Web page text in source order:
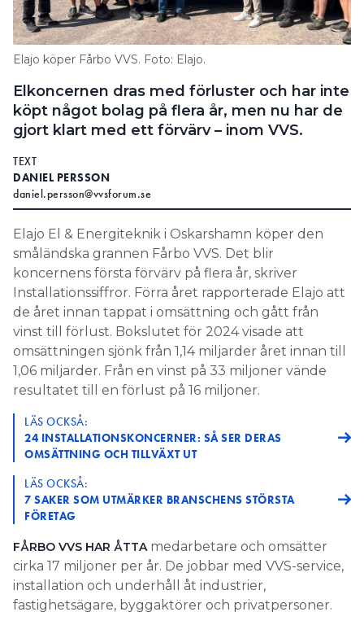
Information om GDPR
Search for:
SEARCH
Elajo köper Fårbo VVS. Foto: Elajo.
Elkoncernen dras med förluster och har inte
köpt något bolag på flera år, men nu har de
gjort klart med ett förvärv – inom VVS.
TEXT
DANIEL PERSSON
daniel.persson@vvsforum.se
Elajo El & Energiteknik i Oskarshamn köper den
småländska grannen Fårbo VVS. Det blir
koncernens första förvärv på flera år, skriver
Installationssiffror. Förra året rapporterade Elajo att
de året innan tappat i omsättning och gått från
vinst till förlust. Bokslutet för 2024 visade att
omsättningen sjönk från 1,14 miljarder året innan till
1,06 miljarder. Från en vinst på 33 miljoner vände
resultatet till en förlust på 16 miljoner.
LÄS OCKSÅ:
24 INSTALLATIONSKONCERNER: SÅ SER DERAS
OMSÄTTNING OCH TILLVÄXT UT
LÄS OCKSÅ:
7 SAKER SOM UTMÄRKER BRANSCHENS STÖRSTA
FÖRETAG
FÅRBO VVS HAR ÅTTAmedarbetare och omsätter
cirka 17 miljoner per år. De jobbar med VVS-service,
installation och underhåll åt industrier,
fastighetsägare, byggaktörer och privatpersoner.